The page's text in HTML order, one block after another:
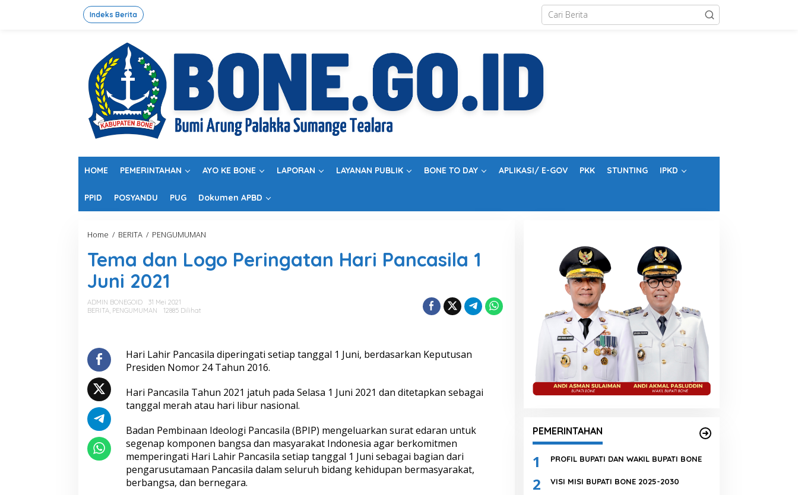
Indeks Berita
HOME PEMERINTAHAN AYO KE BONE LAPORAN LAYANAN PUBLIK BONE TO DAY APLIKASI/ E-GOV PKK STUNTING IPKD
PPID POSYANDU PUG Dokumen APBD
Home / BERITA / PENGUMUMAN
m
a
P
e
r
n
g
t
a
n
H
a
r
Tema dan Logo Peringatan Hari Pancasila 1
Juni 2021
ADMIN BONEGOID
31 Mei 2021
BERITA, PENGUMUMAN 12885 Dilihat
Hari Lahir Pancasila diperingati setiap tanggal 1 Juni, berdasarkan Keputusan
Presiden Nomor 24 Tahun 2016.
Hari Pancasila Tahun 2021 jatuh pada Selasa 1 Juni 2021 dan ditetapkan sebagai
tanggal merah atau hari libur nasional.
Badan Pembinaan Ideologi Pancasila (BPIP) mengeluarkan surat edaran untuk
segenap komponen bangsa dan masyarakat Indonesia agar berkomitmen
memperingati Hari Lahir Pancasila setiap tanggal 1 Juni sebagai bagian dari
pengarusutamaan Pancasila dalam seluruh bidang kehidupan bermasyarakat,
berbangsa, dan bernegara.
PEMERINTAHAN
1 PROFIL BUPATI DAN WAKIL BUPATI BONE
2 VISI MISI BUPATI BONE 2025-2030